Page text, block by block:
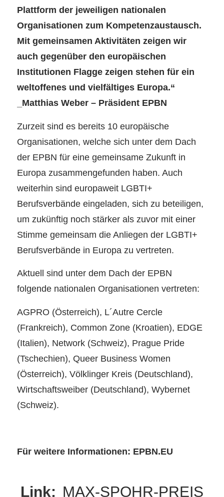
Plattform der jeweiligen nationalen
Organisationen zum Kompetenzaustausch.
Mit gemeinsamen Aktivitäten zeigen wir
auch gegenüber den europäischen
Institutionen Flagge zeigen stehen für ein
weltoffenes und vielfältiges Europa.“
_Matthias Weber – Präsident EPBN
Zurzeit sind es bereits 10 europäische
Organisationen, welche sich unter dem Dach
der EPBN für eine gemeinsame Zukunft in
Europa zusammengefunden haben. Auch
weiterhin sind europaweit LGBTI+
Berufsverbände eingeladen, sich zu beteiligen,
um zukünftig noch stärker als zuvor mit einer
Stimme gemeinsam die Anliegen der LGBTI+
Berufsverbände in Europa zu vertreten.
Aktuell sind unter dem Dach der EPBN
folgende nationalen Organisationen vertreten:
AGPRO (Österreich), L´Autre Cercle
(Frankreich), Common Zone (Kroatien), EDGE
(Italien), Network (Schweiz), Prague Pride
(Tschechien), Queer Business Women
(Österreich), Völklinger Kreis (Deutschland),
Wirtschaftsweiber (Deutschland), Wybernet
(Schweiz).
Für weitere Informationen: EPBN.EU
MAX-SPOHR-PREIS